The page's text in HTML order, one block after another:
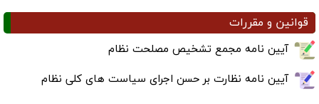
قوانین و مقررات
آیین نامه مجمع تشخیص مصلحت نظام
آیین نامه نظارت بر حسن اجرای سیاست های کلی نظام